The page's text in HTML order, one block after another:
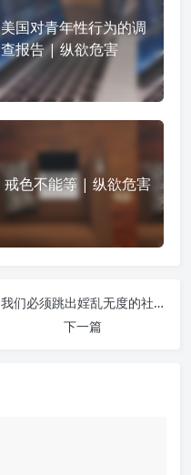
美国对青年性行为的调
查报告 | 纵欲危害
戒色不能等 | 纵欲危害
我们必须跳出婬乱无度的社会性腐烂！ | 纵欲危害
下一篇